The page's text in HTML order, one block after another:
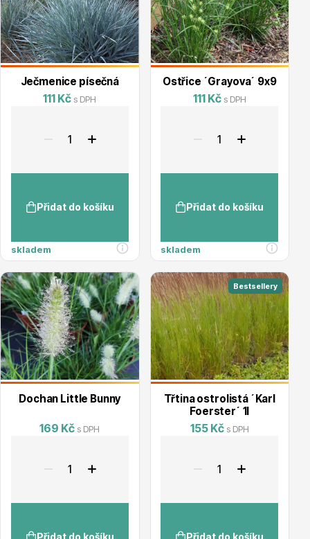
Nářadí, příslušenství
Postřiky, přípravky
Ječmenice písečná
111 Kč s DPH
Přidat do košíku
skladem
Ostřice ´Grayova´ 9x9
111 Kč s DPH
Přidat do košíku
skladem
Dochan Little Bunny
169 Kč s DPH
Bestsellery
Třtina ostrolistá ´Karl
Foerster´ 1l
155 Kč s DPH